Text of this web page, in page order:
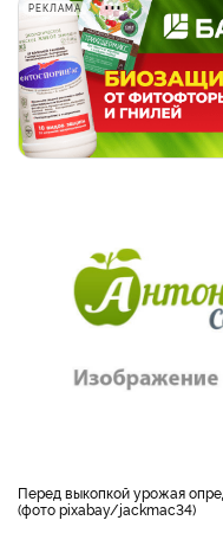
РЕКЛАМА
Перед выкопкой урожая определите благоприятные для этого сроки
(фото pixabay/jackmac34)